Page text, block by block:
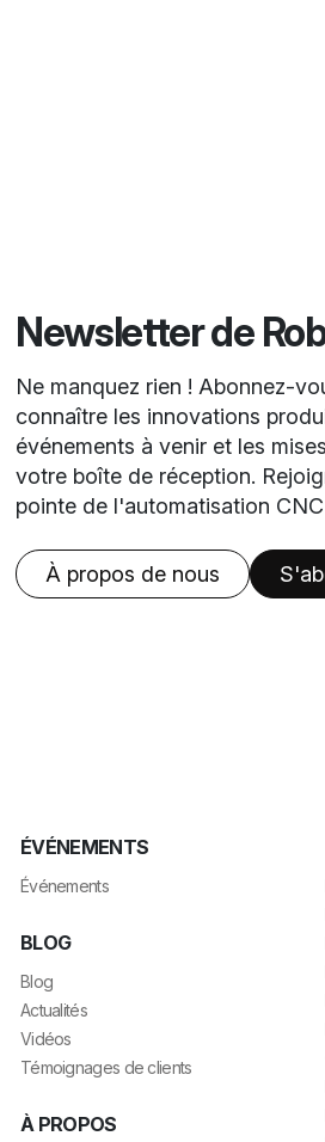
Newsletter de
Ne manquez rien ! Abonnez-
connaître les innovations
événements à venir et les
votre boîte de réception.
pointe de l'automatisation
À propos de nous
ÉVÉNEMENTS
Événements
BLOG
Blog
Actualités
Vidéos
Témoignages de clients
À PROPOS